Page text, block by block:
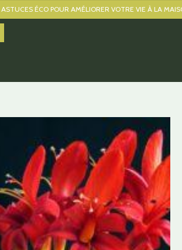
ÉCO POUR AMÉLIORER VOTRE VIE À LA